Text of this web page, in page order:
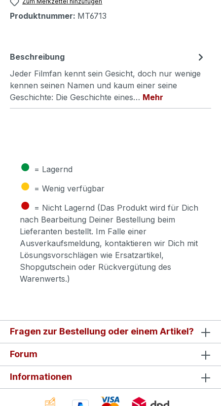
Produktnummer: MT6713
Beschreibung
Jeder Filmfan kennt sein Gesicht, doch nur wenige
kennen seinen Namen und kaum einer seine
Geschichte: Die Geschichte eines… Mehr
● = Lagernd
● = Wenig verfügbar
● = Nicht Lagernd (Das Produkt wird für Dich
nach Bearbeitung Deiner Bestellung beim
Lieferanten bestellt. Im Falle einer
Ausverkaufsmeldung, kontaktieren wir Dich mit
Lösungsvorschlägen wie Ersatzartikel,
Shopgutschein oder Rückvergütung des
Warenwerts.)
Fragen zur Bestellung oder einem Artikel?
Forum
Informationen